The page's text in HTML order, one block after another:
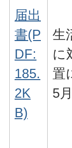
届出
書(P
DF:
185.
2K
B)
生
に
置
5